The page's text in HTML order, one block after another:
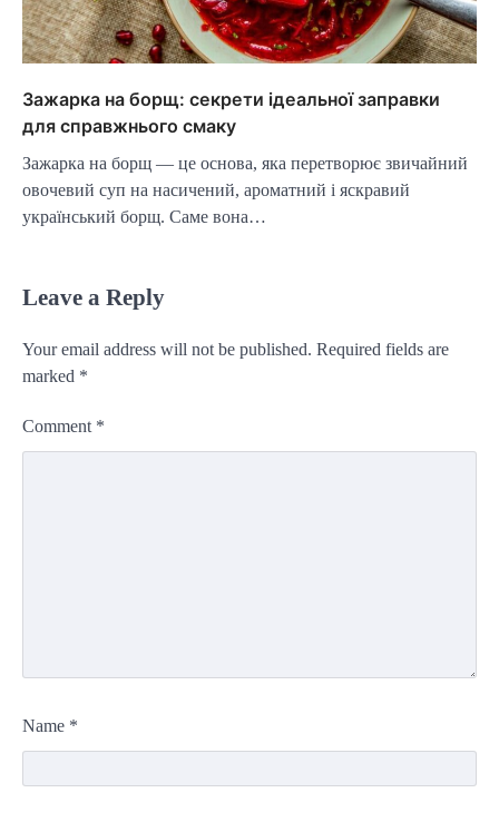
Зажарка на борщ: секрети ідеальної заправки
для справжнього смаку
Зажарка на борщ — це основа, яка перетворює звичайний
овочевий суп на насичений, ароматний і яскравий
український борщ. Саме вона…
Leave a Reply
Your email address will not be published. Required fields are
marked *
Comment *
Name *